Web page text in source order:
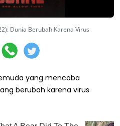
Dunia Berubah Karena Virus
yang mencoba
berubah karena virus